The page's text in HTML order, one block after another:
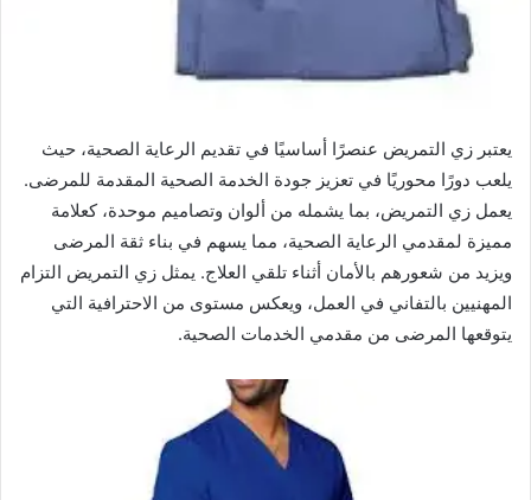
يعتبر زي التمريض عنصرًا أساسيًا في تقديم الرعاية الصحية، حيث
يلعب دورًا محوريًا في تعزيز جودة الخدمة الصحية المقدمة للمرضى.
يعمل زي التمريض، بما يشمله من ألوان وتصاميم موحدة، كعلامة
مميزة لمقدمي الرعاية الصحية، مما يسهم في بناء ثقة المرضى
ويزيد من شعورهم بالأمان أثناء تلقي العلاج. يمثل زي التمريض التزام
المهنيين بالتفاني في العمل، ويعكس مستوى من الاحترافية التي
يتوقعها المرضى من مقدمي الخدمات الصحية.